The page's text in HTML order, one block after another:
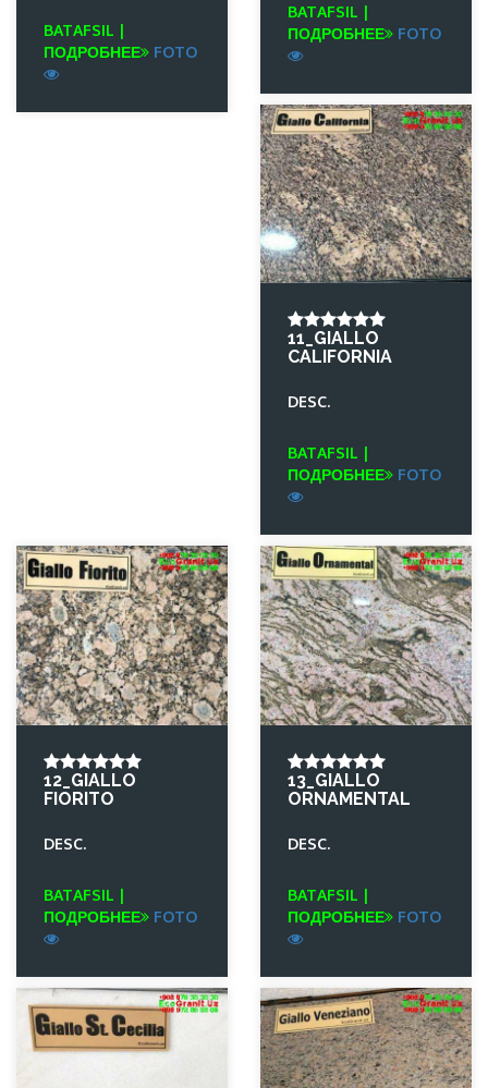
BATAFSIL |
ПОДРОБНЕЕ
FOTO
BATAFSIL |
ПОДРОБНЕЕ
FOTO
11_GIALLO
CALIFORNIA
DESC.
BATAFSIL |
ПОДРОБНЕЕ
FOTO
12_GIALLO
FIORITO
DESC.
BATAFSIL |
ПОДРОБНЕЕ
FOTO
13_GIALLO
ORNAMENTAL
DESC.
BATAFSIL |
ПОДРОБНЕЕ
FOTO